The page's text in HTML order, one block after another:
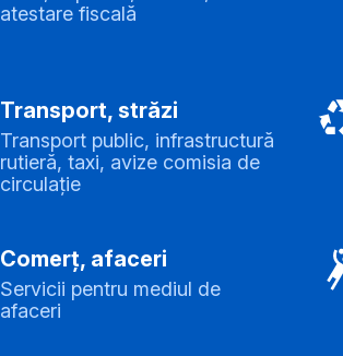
atestare fiscală
Transport, străzi
Transport public, infrastructură
rutieră, taxi, avize comisia de
circulație
Comerț, afaceri
Servicii pentru mediul de
afaceri